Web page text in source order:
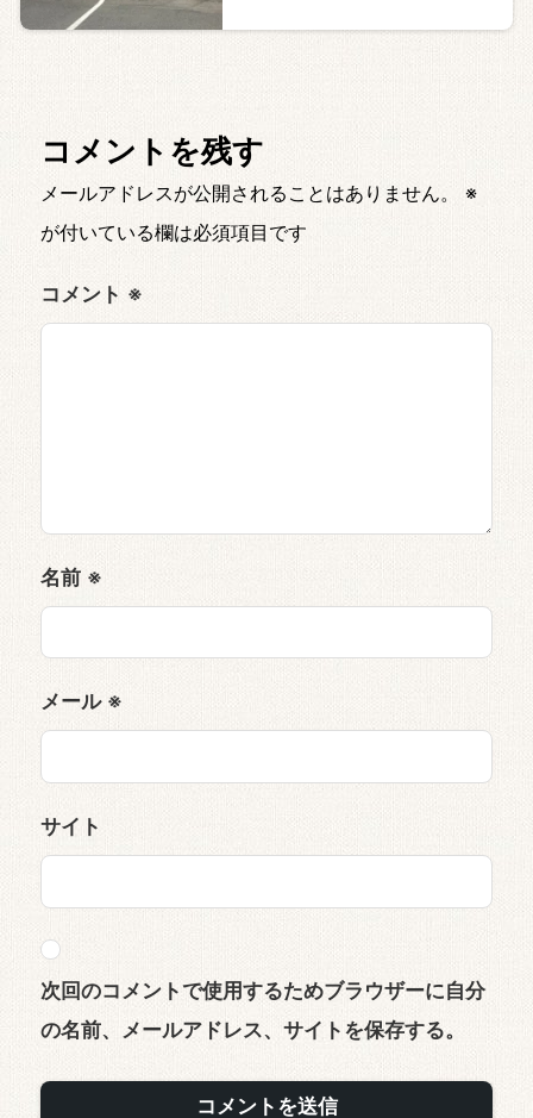
コメントを残す
メールアドレスが公開されることはありません。
※
が付いている欄は必須項目です
コメント ※
名前 ※
メール ※
サイト
次回のコメントで使用するためブラウザーに自分
の名前、メールアドレス、サイトを保存する。